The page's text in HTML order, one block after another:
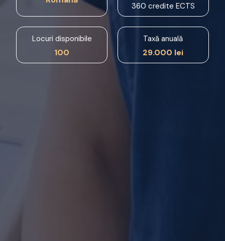
360 credite ECTS
Locuri disponibile
100
Taxă anuală
29.000 lei